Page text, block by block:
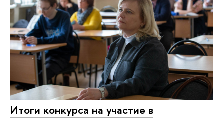
Итоги конкурса на участие в